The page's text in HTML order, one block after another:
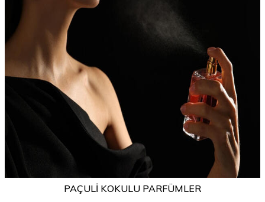
PAÇULI KOKULU PARFÜMLER